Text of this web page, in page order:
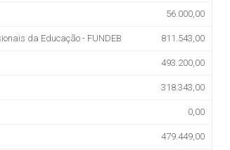
56.000,00
da Educação - FUNDEB 811.543,00
493.200,00
318.343,00
0,00
479.449,00